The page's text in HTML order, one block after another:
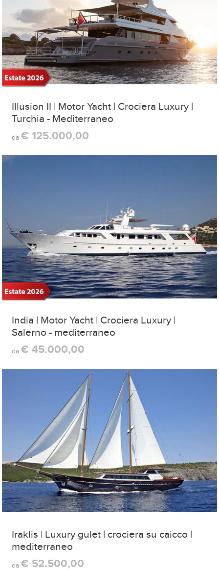
Illusion II | Motor Yacht | Crociera Luxury |
Turchia - Mediterraneo
da€ 125.000,00
India | Motor Yacht | Crociera Luxury |
Salerno - mediterraneo
da€ 45.000,00
Iraklis | Luxury gulet | crociera su caicco |
mediterraneo
da€ 52.500,00